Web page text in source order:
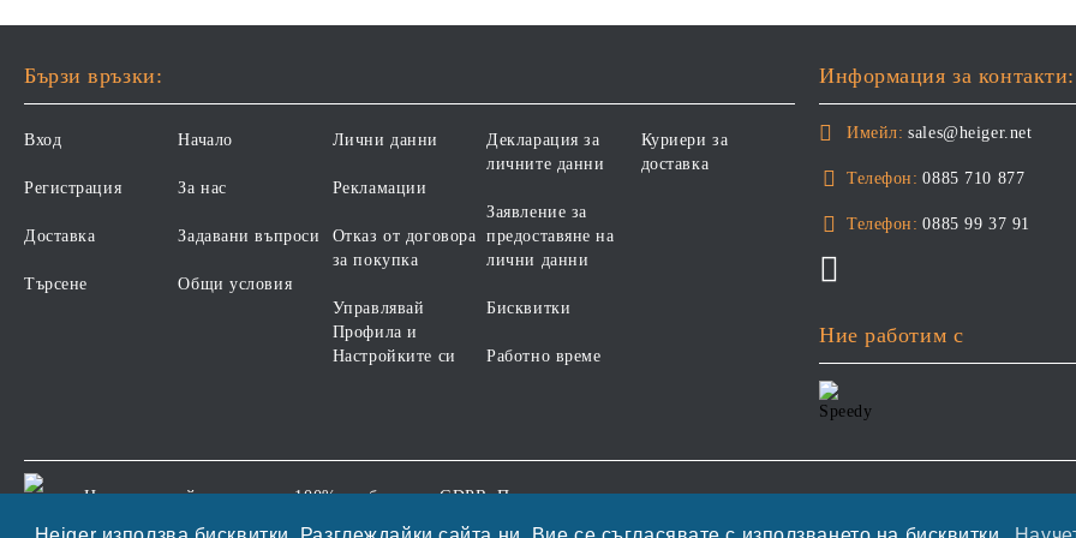
НАДНОРМЕНО ТЕГЛО И/
ГЛУТЕН. ПРОИЗВОДСТВО
ФРАНЦИЯ.
Бързи връзки:
Вход
Регистрация
Доставка
Търсене
Начало
За нас
Задавани въпроси
Общи условия
Лични данни
Рекламации
Отказ от договора
за покупка
Управлявай
Профила и
Настройките си
Декларация за
личните данни
Заявление за
предоставяне на
лични данни
Бисквитки
Работно време
Куриери за
доставка
Информация за контакти:
Имейл: sales@heiger.net
Телефон: 0885 710 877
Телефон: 0885 99 37 91
Ние работим с
GDPR Нашият онлайн магазин е 100% съобразен с GDPR. Прочетете нашата политика